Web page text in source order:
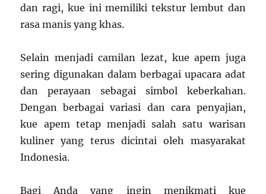
dan ragi, kue ini memiliki tekstur lembut dan
rasa manis yang khas.
Selain menjadi camilan lezat, kue apem juga
sering digunakan dalam berbagai upacara adat
dan perayaan sebagai simbol keberkahan.
Dengan berbagai variasi dan cara penyajian,
kue apem tetap menjadi salah satu warisan
kuliner yang terus dicintai oleh masyarakat
Indonesia.
Bagi Anda yang ingin menikmati kue